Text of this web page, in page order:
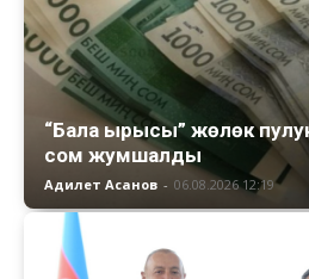
“Бала ырысы” жөлөк пулун
сом жумшалды
Адилет Асанов - 06.08.2026 12:19